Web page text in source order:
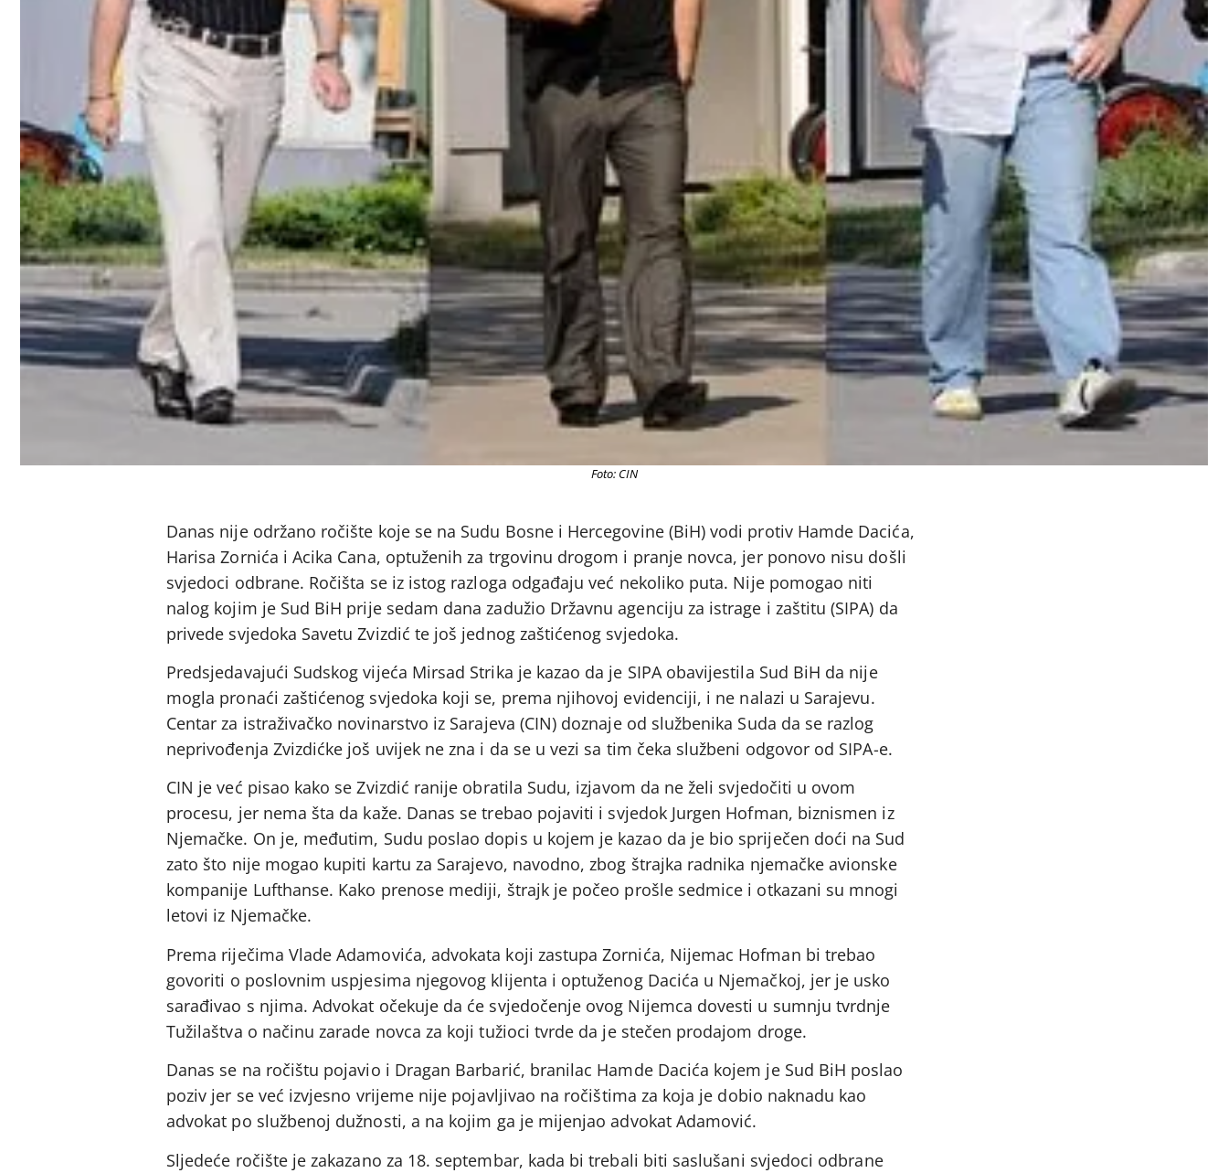
Foto: CIN
Danas nije održano ročište koje se na Sudu Bosne i Hercegovine (BiH) vodi protiv Hamde Dacića,
Harisa Zornića i Acika Cana, optuženih za trgovinu drogom i pranje novca, jer ponovo nisu došli
svjedoci odbrane. Ročišta se iz istog razloga odgađaju već nekoliko puta. Nije pomogao niti
nalog kojim je Sud BiH prije sedam dana zadužio Državnu agenciju za istrage i zaštitu (SIPA) da
privede svjedoka Savetu Zvizdić te još jednog zaštićenog svjedoka.
Predsjedavajući Sudskog vijeća Mirsad Strika je kazao da je SIPA obavijestila Sud BiH da nije
mogla pronaći zaštićenog svjedoka koji se, prema njihovoj evidenciji, i ne nalazi u Sarajevu.
Centar za istraživačko novinarstvo iz Sarajeva (CIN) doznaje od službenika Suda da se razlog
neprivođenja Zvizdićke još uvijek ne zna i da se u vezi sa tim čeka službeni odgovor od SIPA-e.
CIN je već pisao kako se Zvizdić ranije obratila Sudu, izjavom da ne želi svjedočiti u ovom
procesu, jer nema šta da kaže. Danas se trebao pojaviti i svjedok Jurgen Hofman, biznismen iz
Njemačke. On je, međutim, Sudu poslao dopis u kojem je kazao da je bio spriječen doći na Sud
zato što nije mogao kupiti kartu za Sarajevo, navodno, zbog štrajka radnika njemačke avionske
kompanije Lufthanse. Kako prenose mediji, štrajk je počeo prošle sedmice i otkazani su mnogi
letovi iz Njemačke.
Prema riječima Vlade Adamovića, advokata koji zastupa Zornića, Nijemac Hofman bi trebao
govoriti o poslovnim uspjesima njegovog klijenta i optuženog Dacića u Njemačkoj, jer je usko
sarađivao s njima. Advokat očekuje da će svjedočenje ovog Nijemca dovesti u sumnju tvrdnje
Tužilaštva o načinu zarade novca za koji tužioci tvrde da je stečen prodajom droge.
Danas se na ročištu pojavio i Dragan Barbarić, branilac Hamde Dacića kojem je Sud BiH poslao
poziv jer se već izvjesno vrijeme nije pojavljivao na ročištima za koja je dobio naknadu kao
advokat po službenoj dužnosti, a na kojim ga je mijenjao advokat Adamović.
Sljedeće ročište je zakazano za 18. septembar, kada bi trebali biti saslušani svjedoci odbrane